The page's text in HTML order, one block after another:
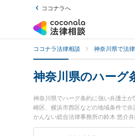
ココナラへ
ココナラ法律相談 神奈川県で法
神奈川県のハーグ
神奈川県でハーグ条約に強い弁護士
崎区、横浜市西区などの地域条件で
かんない総合法律事務所の鈴木 悠介
どが注目されています。『神奈川県